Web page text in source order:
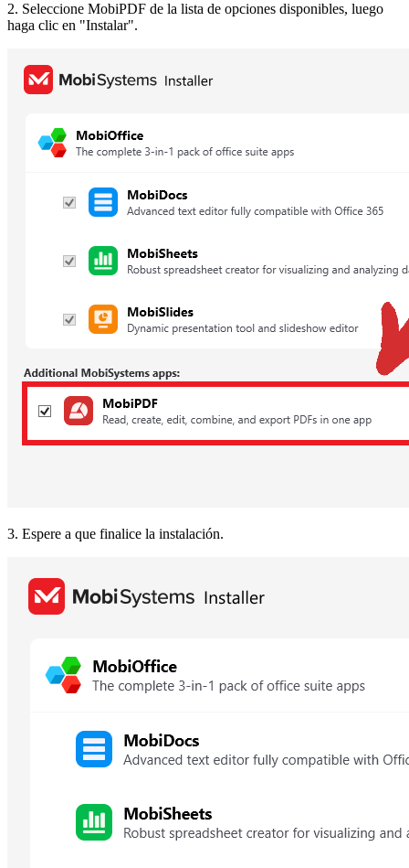
2. Seleccione MobiPDF de la lista de opciones disponibles, luego
haga clic en "Instalar".
3. Espere a que finalice la instalación.